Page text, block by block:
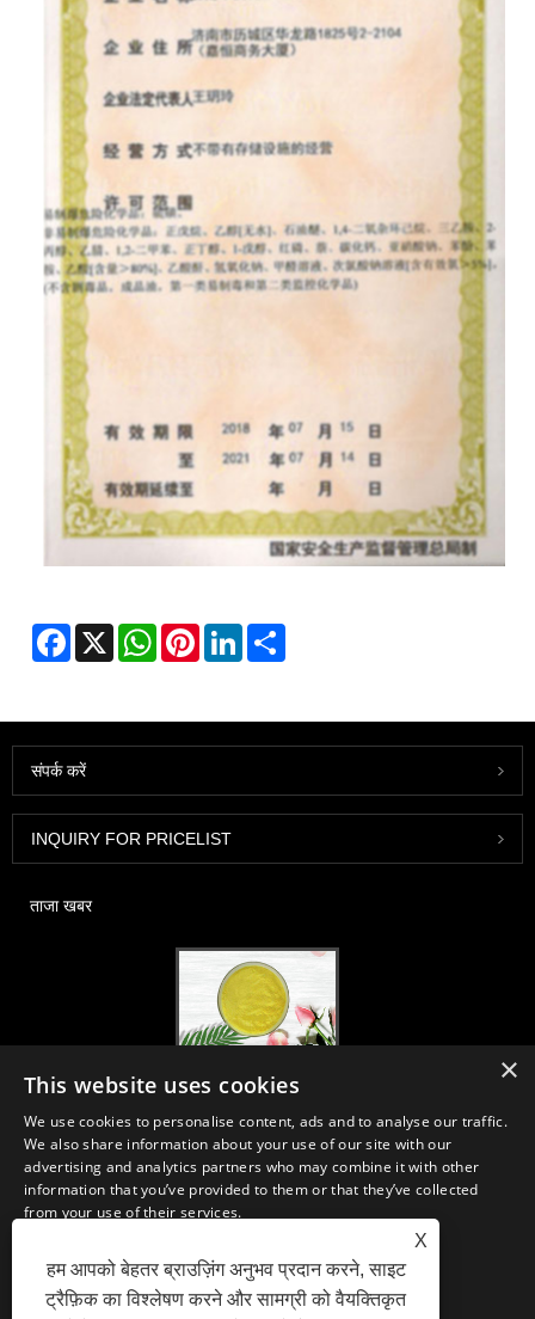
Facebook
X WhatsAppPinterestLinkedIn
X
हम आपको बेहतर ब्राउज़िंग अनुभव प्रदान करने, साइट
ट्रैफ़िक का विश्लेषण करने और सामग्री को वैयक्तिकृत
संपर्क करें
INQUIRY FOR PRICELIST
ताजा खबर
हम चीन, जापान और कोरिया में स्थित प्राथमिक विनिर्माण सुविधाओं से न्यूट्रास्यूटिकल्स,
सप्लीमेंट्स और फंक्शनल फूड एंड बेवरेज इंडस्ट्रीज के लिए आवश्यक सामग्री और उत्पादों का
विकास, विपणन और वितरण करते हैं, जहां हमारे पास कई वर्षों का अनुभव है और हम बहुत अच्छी
तरह से स्थापित हैं। सोर्सिंग में हमारी विशेषज्ञता और प्रतिष्ठा दुनिया भर में हमारे भागीदारों को
लाभान्वित करती है।
×
This website uses cookies
We use cookies to personalise content, ads and to analyse our traffic.
We also share information about your use of our site with our
advertising and analytics partners who may combine it with other
information that you’ve provided to them or that they’ve collected
from your use of their services.
PERFORMANCE
TARGETING FUNCTIONALITY